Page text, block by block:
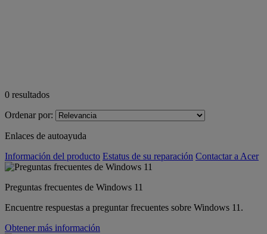
0 resultados
Ordenar por:
Enlaces de autoayuda
Información del producto Estatus de su reparación Contactar a Acer
Preguntas frecuentes de Windows 11
Encuentre respuestas a preguntar frecuentes sobre Windows 11.
Obtener más información